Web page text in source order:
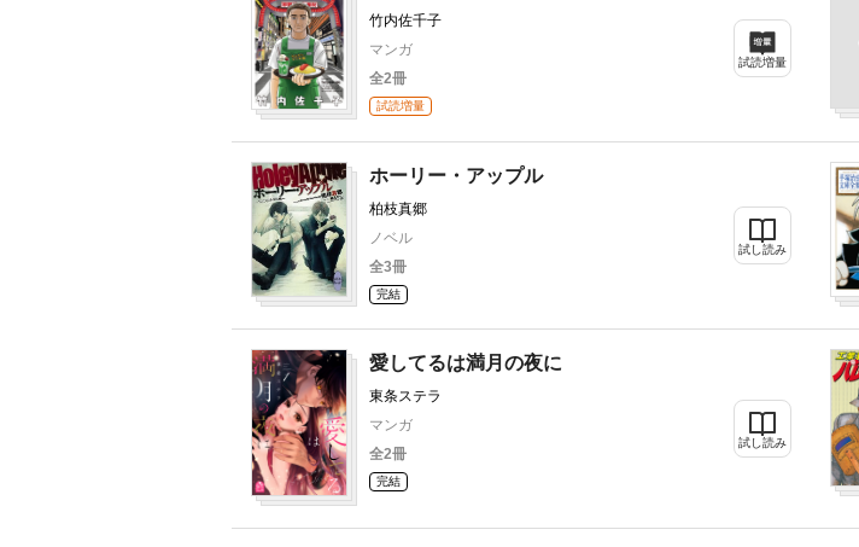
竹内佐千子
マンガ
全2冊
試読増量
試読増量
ホーリー・アップル
柏枝真郷
ノベル
全3冊
完結
試し読み
愛してるは満月の夜に
東条ステラ
マンガ
全2冊
完結
試し読み